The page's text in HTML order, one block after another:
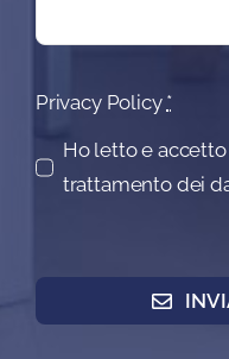
Privacy Policy *
Ho letto e
trattamento dei